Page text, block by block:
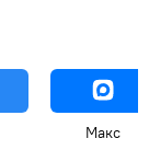
Макс